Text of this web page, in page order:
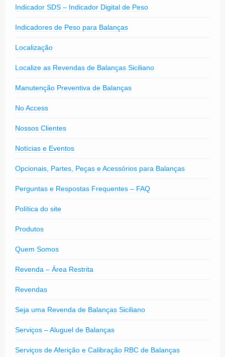
Indicador SDS – Indicador Digital de Peso
Indicadores de Peso para Balanças
Localização
Localize as Revendas de Balanças Siciliano
Manutenção Preventiva de Balanças
No Access
Nossos Clientes
Notícias e Eventos
Opcionais, Partes, Peças e Acessórios para Balanças
Perguntas e Respostas Frequentes – FAQ
Política do site
Produtos
Quem Somos
Revenda – Área Restrita
Revendas
Seja uma Revenda de Balanças Siciliano
Serviços – Aluguel de Balanças
Serviços de Aferição e Calibração RBC de Balanças